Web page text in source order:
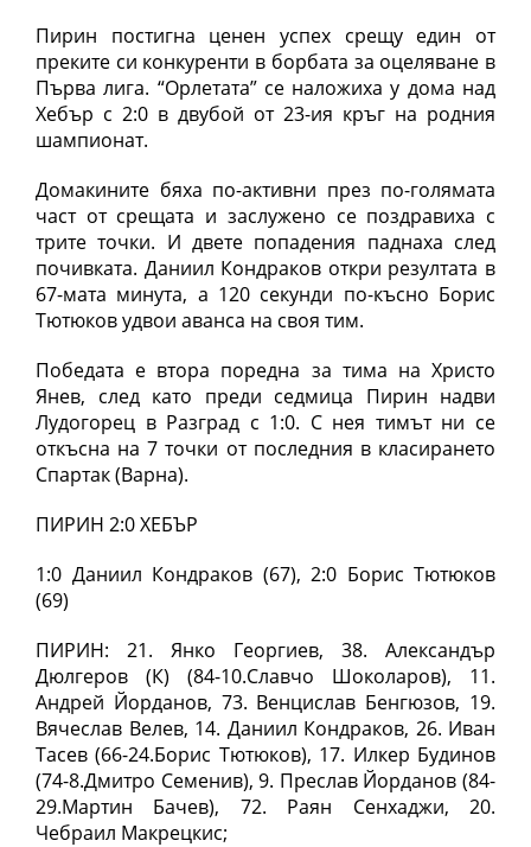
Пирин постигна ценен успех срещу един от
преките си конкуренти в борбата за оцеляване в
Първа лига. “Орлетата” се наложиха у дома над
Хебър с 2:0 в двубой от 23-ия кръг на родния
шампионат.
Домакините бяха по-активни през по-голямата
част от срещата и заслужено се поздравиха с
трите точки. И двете попадения паднаха след
почивката. Даниил Кондраков откри резултата в
67-мата минута, а 120 секунди по-късно Борис
Тютюков удвои аванса на своя тим.
Победата е втора поредна за тима на Христо
Янев, след като преди седмица Пирин надви
Лудогорец в Разград с 1:0. С нея тимът ни се
откъсна на 7 точки от последния в класирането
Спартак (Варна).
ПИРИН 2:0 ХЕБЪР
1:0 Даниил Кондраков (67), 2:0 Борис Тютюков
(69)
ПИРИН: 21. Янко Георгиев, 38. Александър
Дюлгеров (К) (84-10.Славчо Шоколаров), 11.
Андрей Йорданов, 73. Венцислав Бенгюзов, 19.
Вячеслав Велев, 14. Даниил Кондраков, 26. Иван
Тасев (66-24.Борис Тютюков), 17. Илкер Будинов
(74-8.Дмитро Семенив), 9. Преслав Йорданов (84-
29.Мартин Бачев), 72. Раян Сенхаджи, 20.
Чебраил Макрецкис;